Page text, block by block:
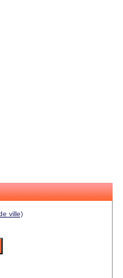
ville)